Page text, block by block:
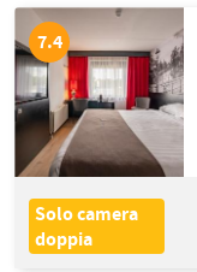
7.4
Solo camera
doppia